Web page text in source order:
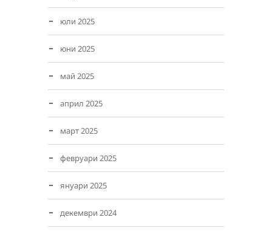
юли 2025
юни 2025
май 2025
април 2025
март 2025
февруари 2025
януари 2025
декември 2024